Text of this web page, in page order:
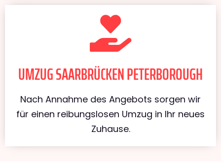
UMZUG SAARBRÜCKEN PETERBOROUGH
Nach Annahme des Angebots sorgen wir
für einen reibungslosen Umzug in Ihr neues
Zuhause.